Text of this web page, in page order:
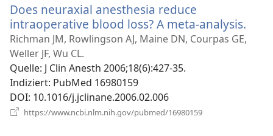
Does neuraxial anesthesia reduce
intraoperative blood loss? A meta-analysis.
Richman JM, Rowlingson AJ, Maine DN, Courpas GE,
Weller JF, Wu CL.
Quelle‎: J Clin Anesth 2006;18(6):427-35.
Indiziert‎: PubMed 16980159
DOI‎: 10.1016/j.jclinane.2006.02.006
https://www.ncbi.nlm.nih.gov/pubmed/16980159